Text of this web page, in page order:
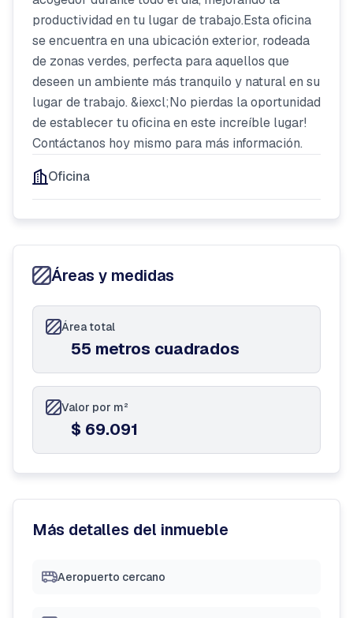
productividad en tu lugar de trabajo.Esta oficina
se encuentra en una ubicación exterior, rodeada
de zonas verdes, perfecta para aquellos que
deseen un ambiente más tranquilo y natural en su
lugar de trabajo. &iexcl;No pierdas la oportunidad
de establecer tu oficina en este increíble lugar!
Contáctanos hoy mismo para más información.
Oficina
Áreas y medidas
Área total
55 metros cuadrados
Valor por m²
$ 69.091
Más detalles del inmueble
Aeropuerto cercano